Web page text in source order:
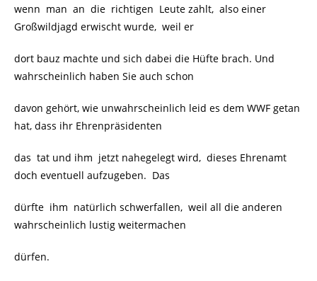
wenn man an die richtigen Leute zahlt, also einer
Großwildjagd erwischt wurde, weil er
dort bauz machte und sich dabei die Hüfte brach. Und
wahrscheinlich haben Sie auch schon
davon gehört, wie unwahrscheinlich leid es dem WWF getan
hat, dass ihr Ehrenpräsidenten
das tat und ihm jetzt nahegelegt wird, dieses Ehrenamt
doch eventuell aufzugeben. Das
dürfte ihm natürlich schwerfallen, weil all die anderen
wahrscheinlich lustig weitermachen
dürfen.